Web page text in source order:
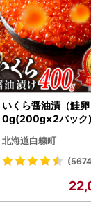
いくら醤油漬（鮭
0g(200g×2パック
北海道白糠町